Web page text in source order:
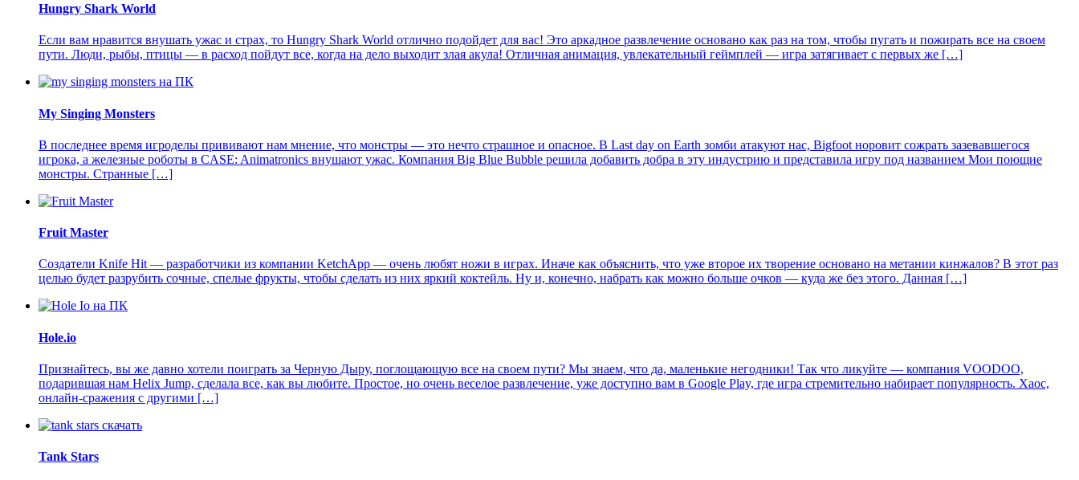
Hungry Shark World
Если вам нравится внушать ужас и страх, то Hungry Shark World отлично подойдет для вас! Это аркадное развлечение основано как раз на том, чтобы пугать и пожирать все на своем
пути. Люди, рыбы, птицы — в расход пойдут все, когда на дело выходит злая акула! Отличная анимация, увлекательный геймплей — игра затягивает с первых же […]
My Singing Monsters
В последнее время игроделы прививают нам мнение, что монстры — это нечто страшное и опасное. В Last day on Earth зомби атакуют нас, Bigfoot норовит сожрать зазевавшегося
игрока, а железные роботы в CASE: Animatronics внушают ужас. Компания Big Blue Bubble решила добавить добра в эту индустрию и представила игру под названием Мои поющие
монстры. Странные […]
Fruit Master
Создатели Knife Hit — разработчики из компании KetchApp — очень любят ножи в играх. Иначе как объяснить, что уже второе их творение основано на метании кинжалов? В этот раз
целью будет разрубить сочные, спелые фрукты, чтобы сделать из них яркий коктейль. Ну и, конечно, набрать как можно больше очков — куда же без этого. Данная […]
Hole.io
Признайтесь, вы же давно хотели поиграть за Черную Дыру, поглощающую все на своем пути? Мы знаем, что да, маленькие негодники! Так что ликуйте — компания VOODOO,
подарившая нам Helix Jump, сделала все, как вы любите. Простое, но очень веселое развлечение, уже доступно вам в Google Play, где игра стремительно набирает популярность. Хаос,
онлайн-сражения с другими […]
Tank Stars